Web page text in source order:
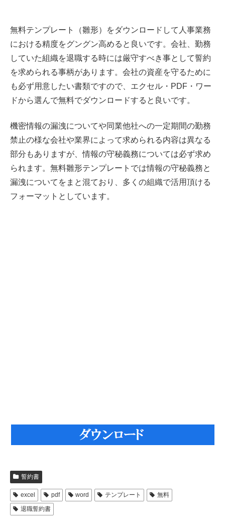
無料テンプレート（雛形）をダウンロードして人事業務
における精度をグングン高めると良いです。会社、勤務
していた組織を退職する時には厳守すべき事として誓約
を求められる事柄があります。会社の資産を守るために
も必ず用意したい書類ですので、エクセル・PDF・ワー
ドから選んで無料でダウンロードすると良いです。
機密情報の漏洩についてや同業他社への一定期間の勤務
禁止の様な会社や業界によって求められる内容は異なる
部分もありますが、情報の守秘義務については必ず求め
られます。無料雛形テンプレートでは情報の守秘義務と
漏洩についてをまと混ており、多くの組織で活用頂ける
フォーマットとしています。
誓約書
excel pdf word テンプレート
無料
退職誓約書